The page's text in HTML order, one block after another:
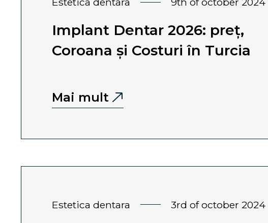
Implant Dentar 2026: preț,
Coroana și Costuri în Turcia
Mai mult
estetica dentara 3rd of october 2024